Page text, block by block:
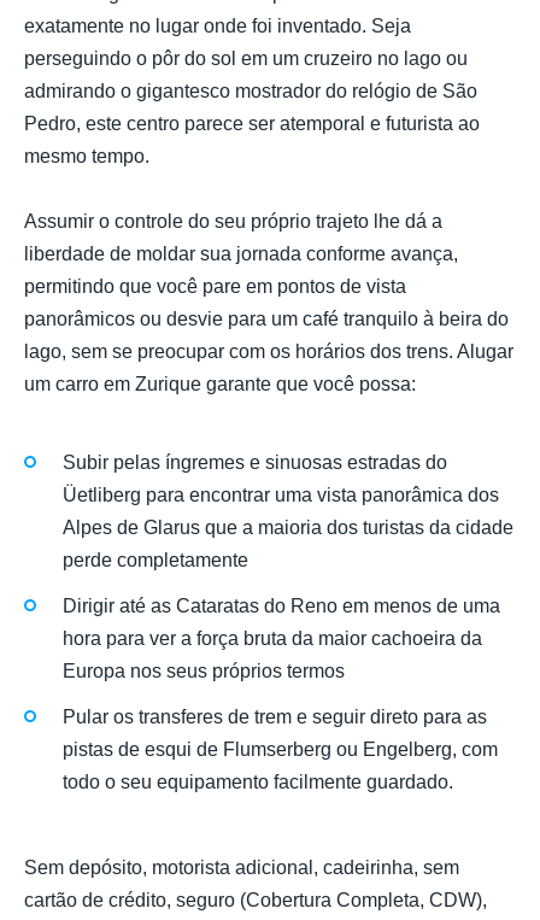
exatamente no lugar onde foi inventado. Seja
perseguindo o pôr do sol em um cruzeiro no lago ou
admirando o gigantesco mostrador do relógio de São
Pedro, este centro parece ser atemporal e futurista ao
mesmo tempo.
Assumir o controle do seu próprio trajeto lhe dá a
liberdade de moldar sua jornada conforme avança,
permitindo que você pare em pontos de vista
panorâmicos ou desvie para um café tranquilo à beira do
lago, sem se preocupar com os horários dos trens. Alugar
um carro em Zurique garante que você possa:
Subir pelas íngremes e sinuosas estradas do
Üetliberg para encontrar uma vista panorâmica dos
Alpes de Glarus que a maioria dos turistas da cidade
perde completamente
Dirigir até as Cataratas do Reno em menos de uma
hora para ver a força bruta da maior cachoeira da
Europa nos seus próprios termos
Pular os transferes de trem e seguir direto para as
pistas de esqui de Flumserberg ou Engelberg, com
todo o seu equipamento facilmente guardado.
Sem depósito, motorista adicional, cadeirinha, sem
cartão de crédito, seguro (Cobertura Completa, CDW),